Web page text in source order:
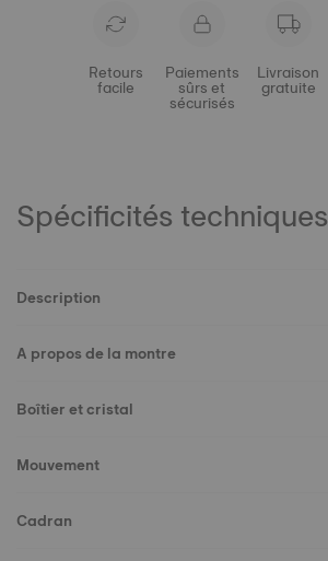
Retours
facile
Paiements
sûrs et
sécurisés
Livraison
gratuite
Spécificités techniques
Description
A propos de la montre
Boîtier et cristal
Mouvement
Cadran